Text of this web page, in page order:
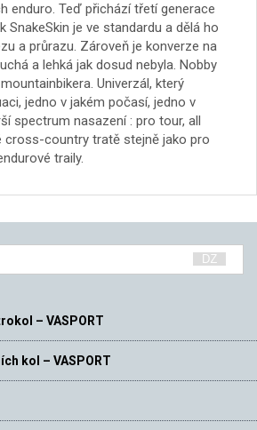
enduro. Teď přichází třetí generace
SnakeSkin je ve standardu a dělá ho
a průrazu. Zároveň je konverze na
a lehká jak dosud nebyla. Nobby
Univerzál, který
jedno v jakém počasí, jedno v
spectrum nasazení : pro tour, all
cross-country tratě stejně jako pro
traily.
– VASPORT
kol – VASPORT